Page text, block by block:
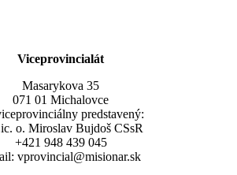
Viceprovincialát
Masarykova 35
071 01 Michalovce
predstavený:
o. Miroslav Bujdoš CSsR
+421 948 439 045
vprovincial@misionar.sk